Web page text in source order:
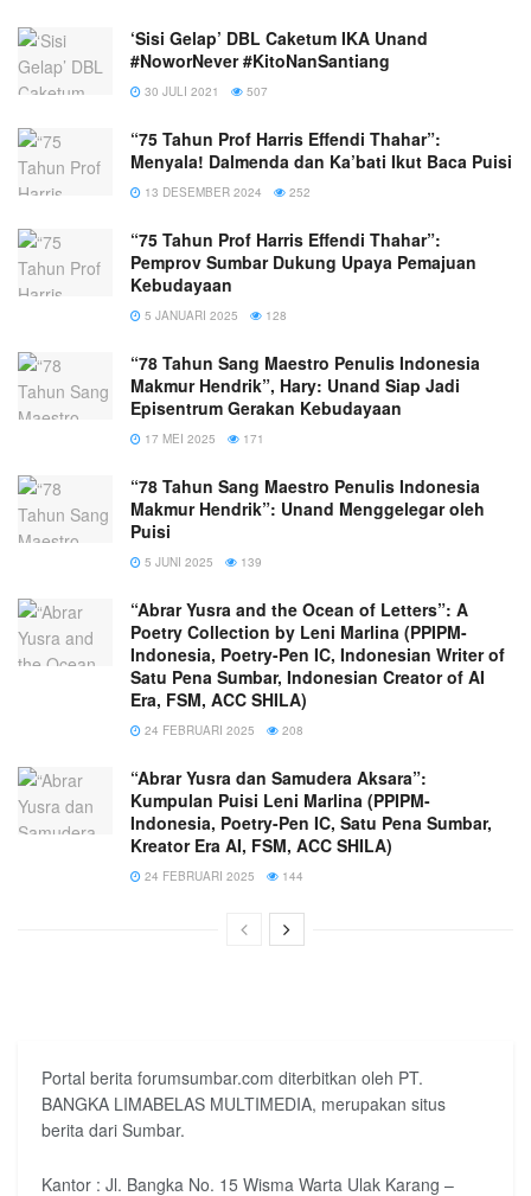
‘Sisi Gelap’ DBL Caketum IKA Unand
#NoworNever #KitoNanSantiang
30 JULI 2021 507
“75 Tahun Prof Harris Effendi Thahar”:
Menyala! Dalmenda dan Ka’bati Ikut Baca Puisi
13 DESEMBER 2024 252
“75 Tahun Prof Harris Effendi Thahar”:
Pemprov Sumbar Dukung Upaya Pemajuan
Kebudayaan
5 JANUARI 2025 128
“78 Tahun Sang Maestro Penulis Indonesia
Makmur Hendrik”, Hary: Unand Siap Jadi
Episentrum Gerakan Kebudayaan
17 MEI 2025 171
“78 Tahun Sang Maestro Penulis Indonesia
Makmur Hendrik”: Unand Menggelegar oleh
Puisi
5 JUNI 2025 139
“Abrar Yusra and the Ocean of Letters”: A
Poetry Collection by Leni Marlina (PPIPM-
Indonesia, Poetry-Pen IC, Indonesian Writer of
Satu Pena Sumbar, Indonesian Creator of AI
Era, FSM, ACC SHILA)
24 FEBRUARI 2025 208
“Abrar Yusra dan Samudera Aksara”:
Kumpulan Puisi Leni Marlina (PPIPM-
Indonesia, Poetry-Pen IC, Satu Pena Sumbar,
Kreator Era AI, FSM, ACC SHILA)
24 FEBRUARI 2025 144
Portal berita forumsumbar.com diterbitkan oleh PT.
BANGKA LIMABELAS MULTIMEDIA, merupakan situs
berita dari Sumbar.
Kantor : Jl. Bangka No. 15 Wisma Warta Ulak Karang –